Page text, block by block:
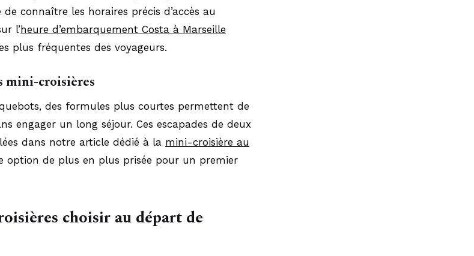
connaître les horaires précis d’accès au
l’heure d’embarquement Costa à Marseille
plus fréquentes des voyageurs.
mini-croisières
des formules plus courtes permettent de
engager un long séjour. Ces escapades de deux
dans notre article dédié à la mini-croisière au
option de plus en plus prisée pour un premier
choisir au départ de